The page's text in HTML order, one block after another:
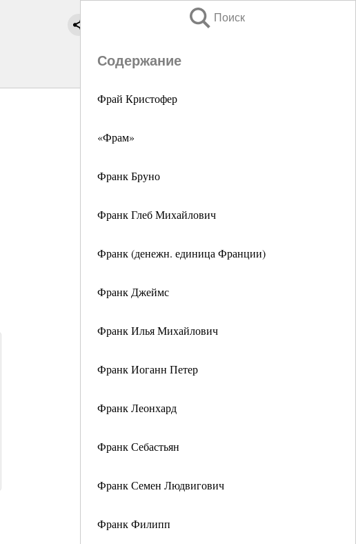
Поиск
Содержание
Фрай Кристофер
«Фрам»
Франк Бруно
Франк Глеб Михайлович
Франк (денежн. единица Франции)
Франк Джеймс
Франк Илья Михайлович
Франк Иоганн Петер
Франк Леонхард
Франк Себастьян
Франк Семен Людвигович
Франк Филипп